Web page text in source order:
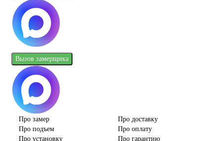
Вызов замерщика
Про замер
Про доставку
Про подъем
Про оплату
Про установку
Про гарантию